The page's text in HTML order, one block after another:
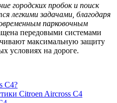
городских пробок и поиск
легкими задачами, благодаря
парковочным
передовыми системами
максимальную защиту
условиях на дороге.
C4?
Citroen Aircross C4